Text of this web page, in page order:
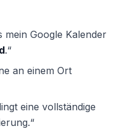
mein Google Kalender
.“
an einem Ort
eine vollständige